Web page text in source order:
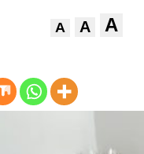
A A A